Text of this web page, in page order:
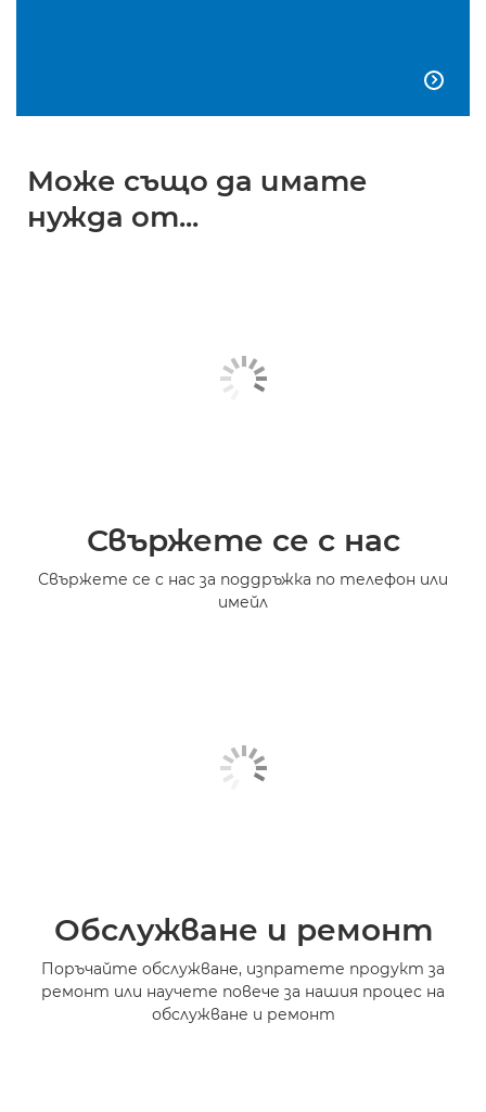

Може също да имате
нужда от...
Свържете се с нас
Свържете се с нас за поддръжка по телефон или
имейл
Обслужване и ремонт
Поръчайте обслужване, изпратете продукт за
ремонт или научете повече за нашия процес на
обслужване и ремонт